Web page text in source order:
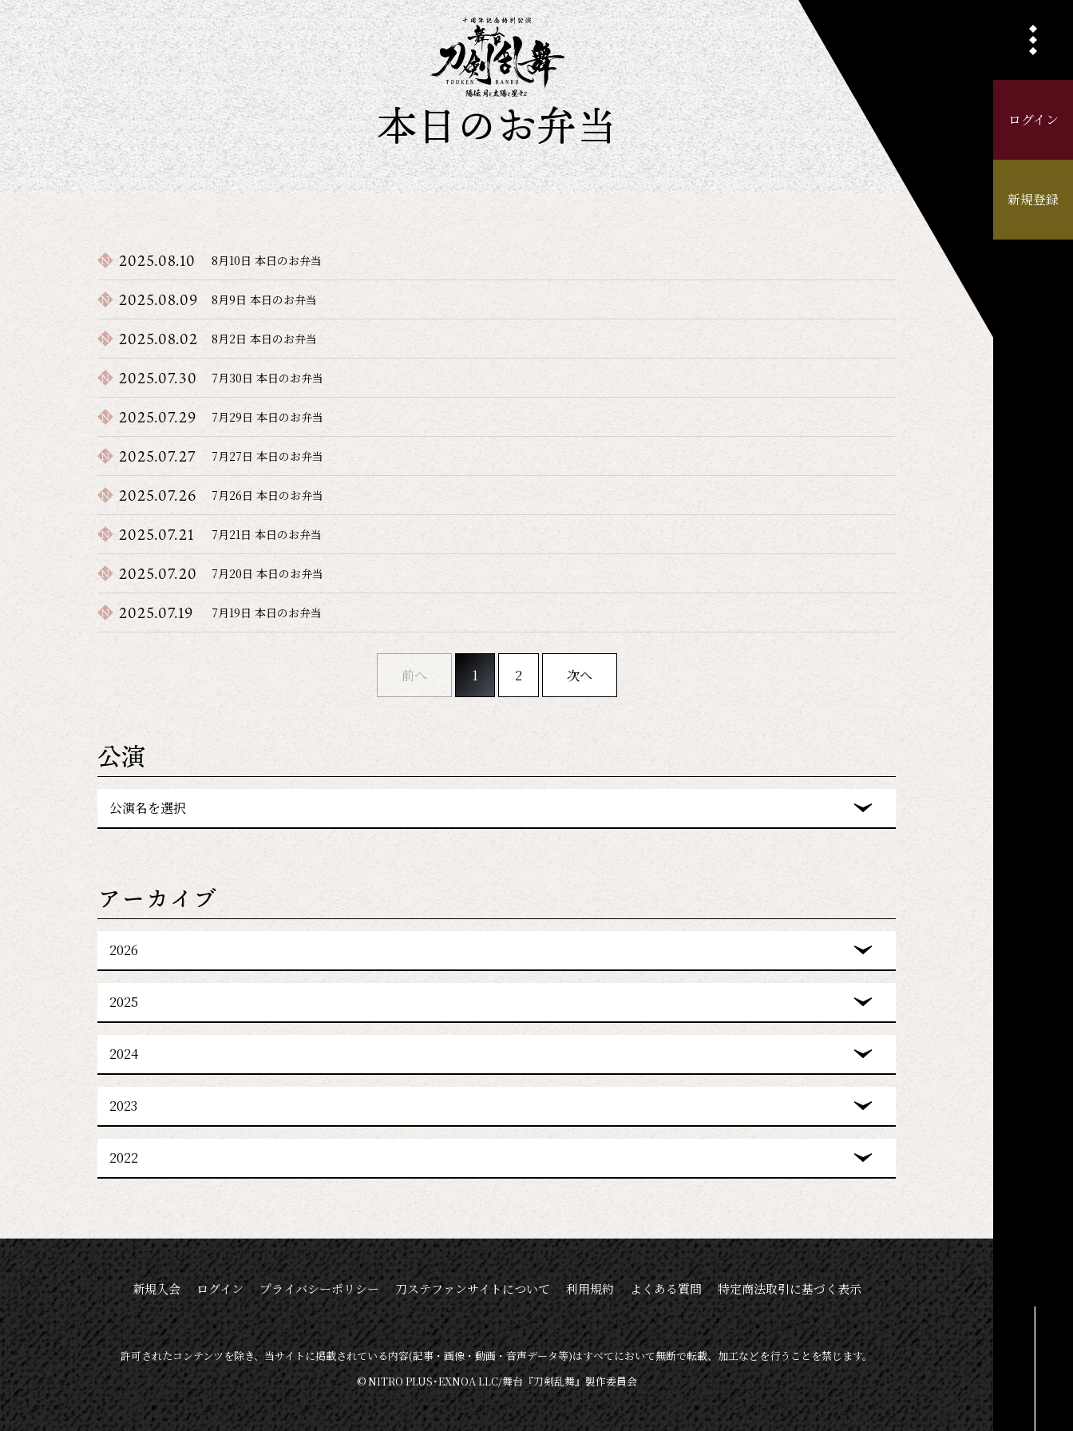
ログイン
新規登録
本日のお弁当
2025.08.10 8月10日 本日のお弁当
2025.08.09 8月9日 本日のお弁当
2025.08.02 8月2日 本日のお弁当
2025.07.30 7月30日 本日のお弁当
2025.07.29 7月29日 本日のお弁当
2025.07.27 7月27日 本日のお弁当
2025.07.26 7月26日 本日のお弁当
2025.07.21 7月21日 本日のお弁当
2025.07.20 7月20日 本日のお弁当
2025.07.19 7月19日 本日のお弁当
前へ 1 2 次へ
公演
公演名を選択
アーカイブ
2026
2025
2024
2023
2022
新規入会 ログイン プライバシーポリシー 刀ステファンサイトについて 利用規約 よくある質問 特定商法取引に基づく表示
許可されたコンテンツを除き、当サイトに掲載されている内容(記事・画像・動画・音声データ等)はすべてにおいて無断で転載、加工などを行うことを禁じます。
© NITRO PLUS･EXNOA LLC/舞台『刀剣乱舞』製作委員会